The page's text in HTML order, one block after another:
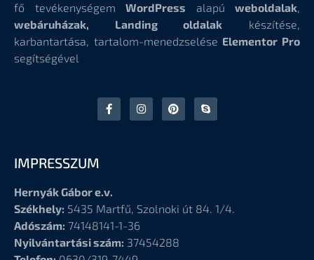
fő tevékenységem WordPress alapú weboldalak,
webáruházak, Landing oldalak készítése,
karbantartása, tartalom-menedzselése Elementor Pro
segítségével
IMPRESSZUM
Hernyák Gábor e.v.
Székhely: 5435 Martfű, Szolnoki út 84. 1/4.
Adószám: 74148141-1-36
Nyilvántartási szám: 37454288